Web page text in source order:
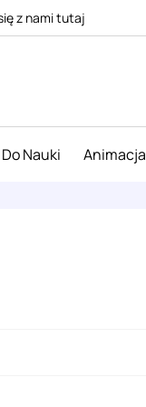
z nami tutaj
Nauki Animacja